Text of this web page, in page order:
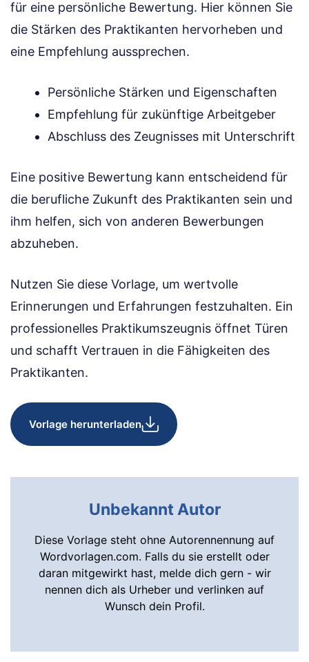
für eine persönliche Bewertung. Hier können Sie
die Stärken des Praktikanten hervorheben und
eine Empfehlung aussprechen.
Persönliche Stärken und Eigenschaften
Empfehlung für zukünftige Arbeitgeber
Abschluss des Zeugnisses mit Unterschrift
Eine positive Bewertung kann entscheidend für
die berufliche Zukunft des Praktikanten sein und
ihm helfen, sich von anderen Bewerbungen
abzuheben.
Nutzen Sie diese Vorlage, um wertvolle
Erinnerungen und Erfahrungen festzuhalten. Ein
professionelles Praktikumszeugnis öffnet Türen
und schafft Vertrauen in die Fähigkeiten des
Praktikanten.
Vorlage herunterladen
Unbekannt Autor
Diese Vorlage steht ohne Autorennennung auf
Wordvorlagen.com. Falls du sie erstellt oder
daran mitgewirkt hast, melde dich gern - wir
nennen dich als Urheber und verlinken auf
Wunsch dein Profil.